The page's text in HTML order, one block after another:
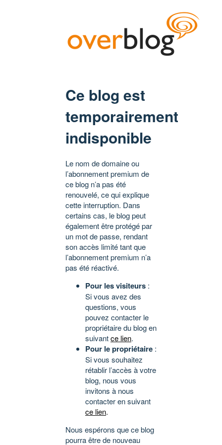
Ce blog est
temporairement
indisponible
Le nom de domaine ou
l’abonnement premium de
ce blog n’a pas été
renouvelé, ce qui explique
cette interruption. Dans
certains cas, le blog peut
également être protégé par
un mot de passe, rendant
son accès limité tant que
l’abonnement premium n’a
pas été réactivé.
Pour les visiteurs :
Si vous avez des
questions, vous
pouvez contacter le
propriétaire du blog en
suivantce lien.
Pour le propriétaire :
Si vous souhaitez
rétablir l’accès à votre
blog, nous vous
invitons à nous
contacter en suivant
ce lien.
Nous espérons que ce blog
pourra être de nouveau